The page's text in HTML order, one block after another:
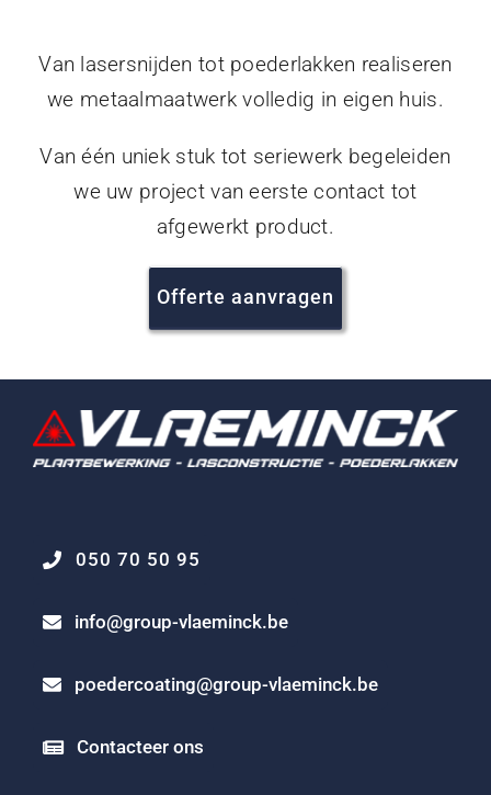
Van lasersnijden tot poederlakken realiseren
we metaalmaatwerk volledig in eigen huis.
Van één uniek stuk tot seriewerk begeleiden
we uw project van eerste contact tot
afgewerkt product.
Offerte aanvragen
050 70 50 95
info@group-vlaeminck.be
poedercoating@group-vlaeminck.be
Contacteer ons